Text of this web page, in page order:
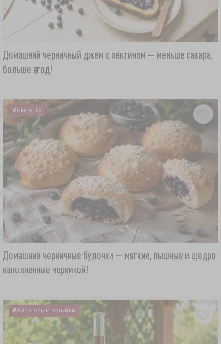
Домашний черничный джем с пектином — меньше сахара,
больше ягод!
#Выпечка
Домашние черничные булочки — мягкие, пышные и щедро
наполненные черникой!
#Алкоголь и напитки